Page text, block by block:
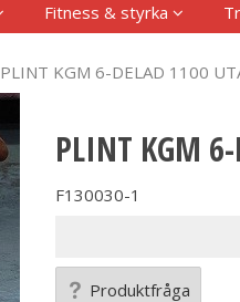
Fitness & styrka
PLINT KGM 6-DELAD 1100
PLINT KGM 6-
F130030-1
Produktfråga